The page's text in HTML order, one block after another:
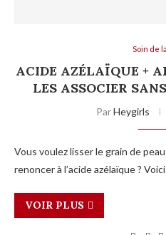
Soin de
ACIDE AZÉLAÏQUE +
LES ASSOCIER
ParHeygirls
Vous voulez lisser le grain de
renoncer à l’acide azélaïque ?
VOIR PLUS